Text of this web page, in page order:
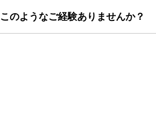
のようなご経験ありませんか？